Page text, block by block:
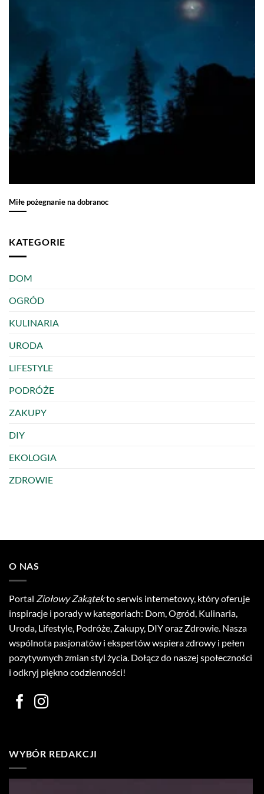
Miłe pożegnanie na dobranoc
KATEGORIE
DOM
OGRÓD
KULINARIA
URODA
LIFESTYLE
PODRÓŻE
ZAKUPY
DIY
EKOLOGIA
ZDROWIE
O NAS
Portal Ziołowy Zakątekto serwis internetowy, który oferuje
inspiracje i porady w kategoriach: Dom, Ogród, Kulinaria,
Uroda, Lifestyle, Podróże, Zakupy, DIY oraz Zdrowie. Nasza
wspólnota pasjonatów i ekspertów wspiera zdrowy i pełen
pozytywnych zmian styl życia. Dołącz do naszej społeczności
i odkryj piękno codzienności!
WYBÓR REDAKCJI